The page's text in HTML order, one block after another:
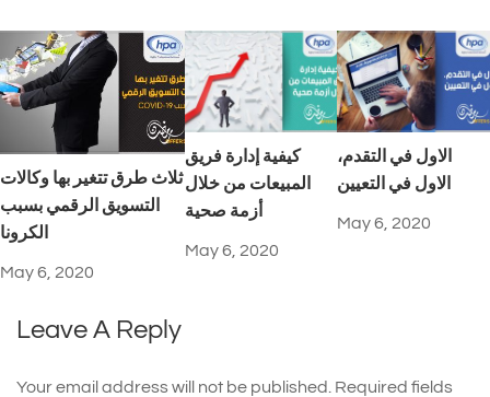
ثلاث طرق تتغير بها وكالات
التسويق الرقمي بسبب
الكرونا
May 6, 2020
كيفية إدارة فريق
المبيعات من خلال
أزمة صحية
May 6, 2020
الاول في التقدم،
الاول في التعيين
May 6, 2020
Leave A Reply
Your email address will not be published. Required fields